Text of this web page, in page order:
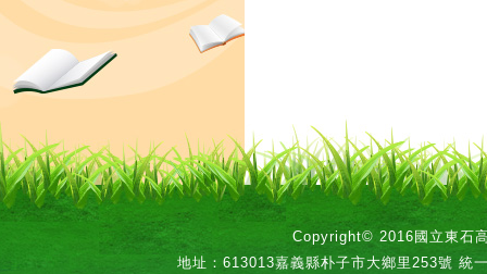
Copyright© 2016國立東石
地址：613013嘉義縣朴子市大鄉里253號 統